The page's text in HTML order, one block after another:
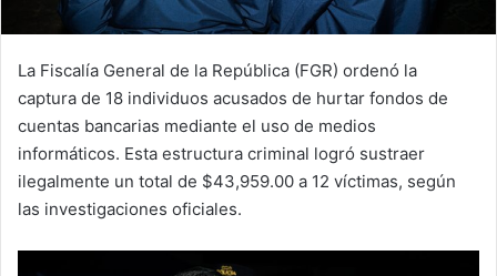
La Fiscalía General de la República (FGR) ordenó la
captura de 18 individuos acusados de hurtar fondos de
cuentas bancarias mediante el uso de medios
informáticos. Esta estructura criminal logró sustraer
ilegalmente un total de $43,959.00 a 12 víctimas, según
las investigaciones oficiales.